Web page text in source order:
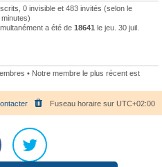
0 invisible et 483 invités (selon le
a été de 18641 le jeu. 30 juil.
• Notre membre le plus récent est
Fuseau horaire sur UTC+02:00